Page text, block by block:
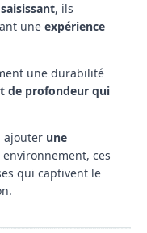
, ils
une expérience
une durabilité
de profondeur qui
ajouter une
ces
qui captivent le